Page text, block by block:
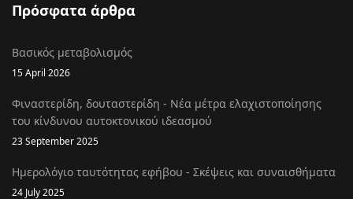
Πρόσφατα άρθρα
Βασικός μεταβολισμός
15 April 2026
Φιναστερίδη, δουταστερίδη - Νέα μέτρα ελαχιστοποίησης
του κίνδυνου αυτοκτονικού ιδεασμού
23 September 2025
Ημερολόγιο ταυτότητας εφήβου - Σκέψεις και συναισθήματα
24 July 2025